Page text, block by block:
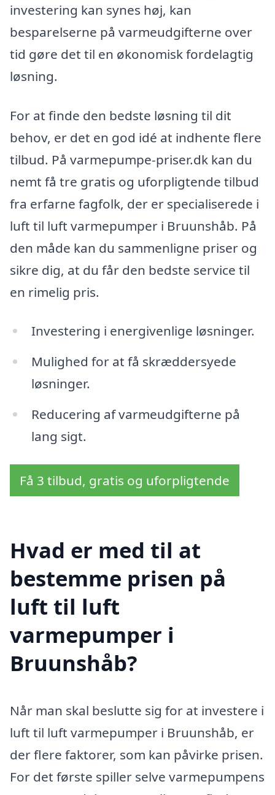
investering kan synes høj, kan
besparelserne på varmeudgifterne over
tid gøre det til en økonomisk fordelagtig
løsning.
For at finde den bedste løsning til dit
behov, er det en god idé at indhente flere
tilbud. På varmepumpe-priser.dk kan du
nemt få tre gratis og uforpligtende tilbud
fra erfarne fagfolk, der er specialiserede i
luft til luft varmepumper i Bruunshåb. På
den måde kan du sammenligne priser og
sikre dig, at du får den bedste service til
en rimelig pris.
Investering i energivenlige løsninger.
Mulighed for at få skræddersyede
løsninger.
Reducering af varmeudgifterne på
lang sigt.
Få 3 tilbud, gratis og uforpligtende
Hvad er med til at
bestemme prisen på
luft til luft
varmepumper i
Bruunshåb?
Når man skal beslutte sig for at investere i
luft til luft varmepumper i Bruunshåb, er
der flere faktorer, som kan påvirke prisen.
For det første spiller selve varmepumpens